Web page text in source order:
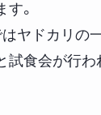
。
ヤドカリの一
食会が行